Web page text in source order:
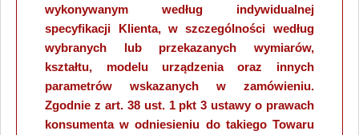
wykonywanym według indywidualnej
specyfikacji Klienta, w szczególności według
wybranych lub przekazanych wymiarów,
kształtu, modelu urządzenia oraz innych
parametrów wskazanych w zamówieniu.
Zgodnie z art. 38 ust. 1 pkt 3 ustawy o prawach
konsumenta w odniesieniu do takiego Towaru